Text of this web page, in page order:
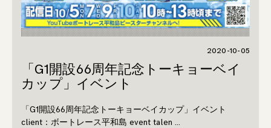
2020-10-05
「G1開設66周年記念トーキョーベイ
カップ」イベント
「G1開設66周年記念トーキョーベイカップ」イベント
client：ボートレース平和島 event talen …